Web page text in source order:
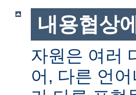
내용협상
자원은 여러
어, 다른 언